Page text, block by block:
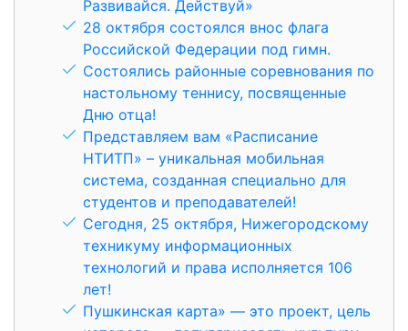
Развивайся. Действуй»
28 октября состоялся внос флага
Российской Федерации под гимн.
Состоялись районные соревнования по
настольному теннису, посвященные
Дню отца!
Представляем вам «Расписание
НТИТП» – уникальная мобильная
система, созданная специально для
студентов и преподавателей!
Сегодня, 25 октября, Нижегородскому
техникуму информационных
технологий и права исполняется 106
лет!
Пушкинская карта» — это проект, цель